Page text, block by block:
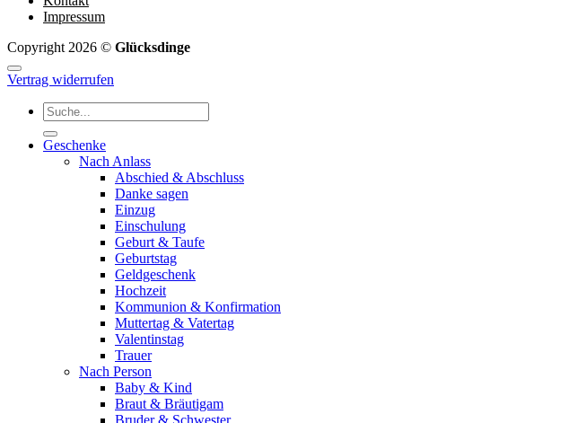
Impressum
Copyright 2026 © Glücksdinge
Vertrag widerrufen
Suchen
nach:
Geschenke
Nach Anlass
Abschied & Abschluss
Danke sagen
Einzug
Einschulung
Geburt & Taufe
Geburtstag
Geldgeschenk
Hochzeit
Kommunion & Konfirmation
Muttertag & Vatertag
Valentinstag
Trauer
Nach Person
Baby & Kind
Braut & Bräutigam
Bruder & Schwester